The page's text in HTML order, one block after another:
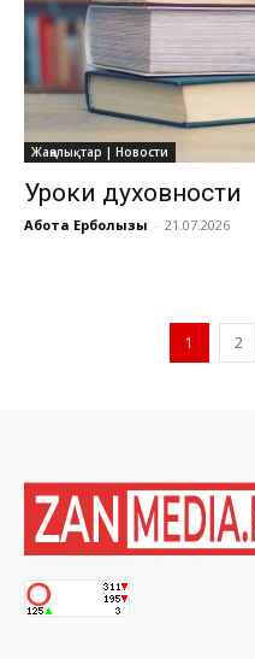
Жаңалықтар | Новости
Уроки духовности
Ақбота Ерболқызы - 21.07.2026
1 2